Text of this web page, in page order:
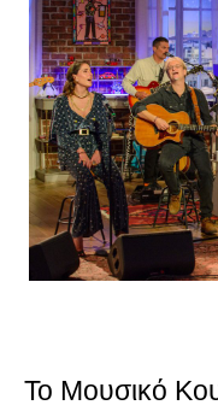
Το Μουσικό